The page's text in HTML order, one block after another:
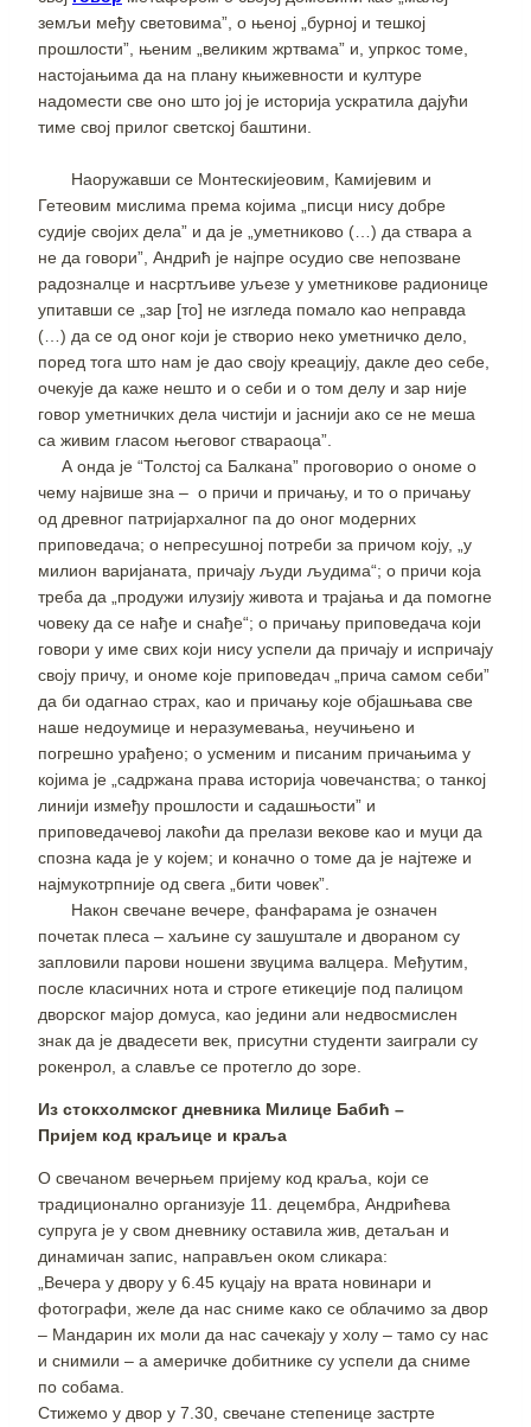
земљи међу световима”, о њеној „бурној и тешкој
прошлости”, њеним „великим жртвама” и, упркос томе,
настојањима да на плану књижевности и културе
надомести све оно што јој је историја ускратила дајући
тиме свој прилог светској баштини.
Наоружавши се Монтескијеовим, Камијевим и
Гетеовим мислима према којима „писци нису добре
судије својих дела” и да је „уметниково (…) да ствара а
не да говори”, Андрић је најпре осудио све непозване
радозналце и насртљиве уљезе у уметникове радионице
упитавши се „зар [то] не изгледа помало као неправда
(…) да се од оног који је створио неко уметничко дело,
поред тога што нам је дао своју креацију, дакле део себе,
очекује да каже нешто и о себи и о том делу и зар није
говор уметничких дела чистији и јаснији ако се не меша
са живим гласом његовог ствараоца”.
А онда је “Толстој са Балкана” проговорио о ономе о
чему највише зна – о причи и причању, и то о причању
од древног патријархалног па до оног модерних
приповедача; о непресушној потреби за причом коју, „у
милион варијаната, причају људи људима“; о причи која
треба да „продужи илузију живота и трајања и да помогне
човеку да се нађе и снађе“; о причању приповедача који
говори у име свих који нису успели да причају и испричају
своју причу, и ономе које приповедач „прича самом себи”
да би одагнао страх, као и причању које објашњава све
наше недоумице и неразумевања, неучињено и
погрешно урађено; о усменим и писаним причањима у
којима је „садржана права историја човечанства; о танкој
линији између прошлости и садашњости” и
приповедачевој лакоћи да прелази векове као и муци да
спозна када је у којем; и коначно о томе да је најтеже и
најмукотрпније од свега „бити човек”.
Након свечане вечере, фанфарама је означен
почетак плеса – хаљине су зашуштале и двораном су
запловили парови ношени звуцима валцера. Међутим,
после класичних нота и строге етикеције под палицом
дворског мајор домуса, као једини али недвосмислен
знак да је двадесети век, присутни студенти заиграли су
рокенрол, а славље се протегло до зоре.
Из стокхолмског дневника Милице Бабић –
Пријем код краљице и краља
О свечаном вечерњем пријему код краља, који се
традиционално организује 11. децембра, Андрићева
супруга је у свом дневнику оставила жив, детаљан и
динамичан запис, направљен оком сликара:
„Вечера у двору у 6.45 куцају на врата новинари и
фотографи, желе да нас сниме како се облачимо за двор
– Мандарин их моли да нас сачекају у холу – тамо су нас
и снимили – а америчке добитнике су успели да сниме
по собама.
Стижемо у двор у 7.30, свечане степенице застрте